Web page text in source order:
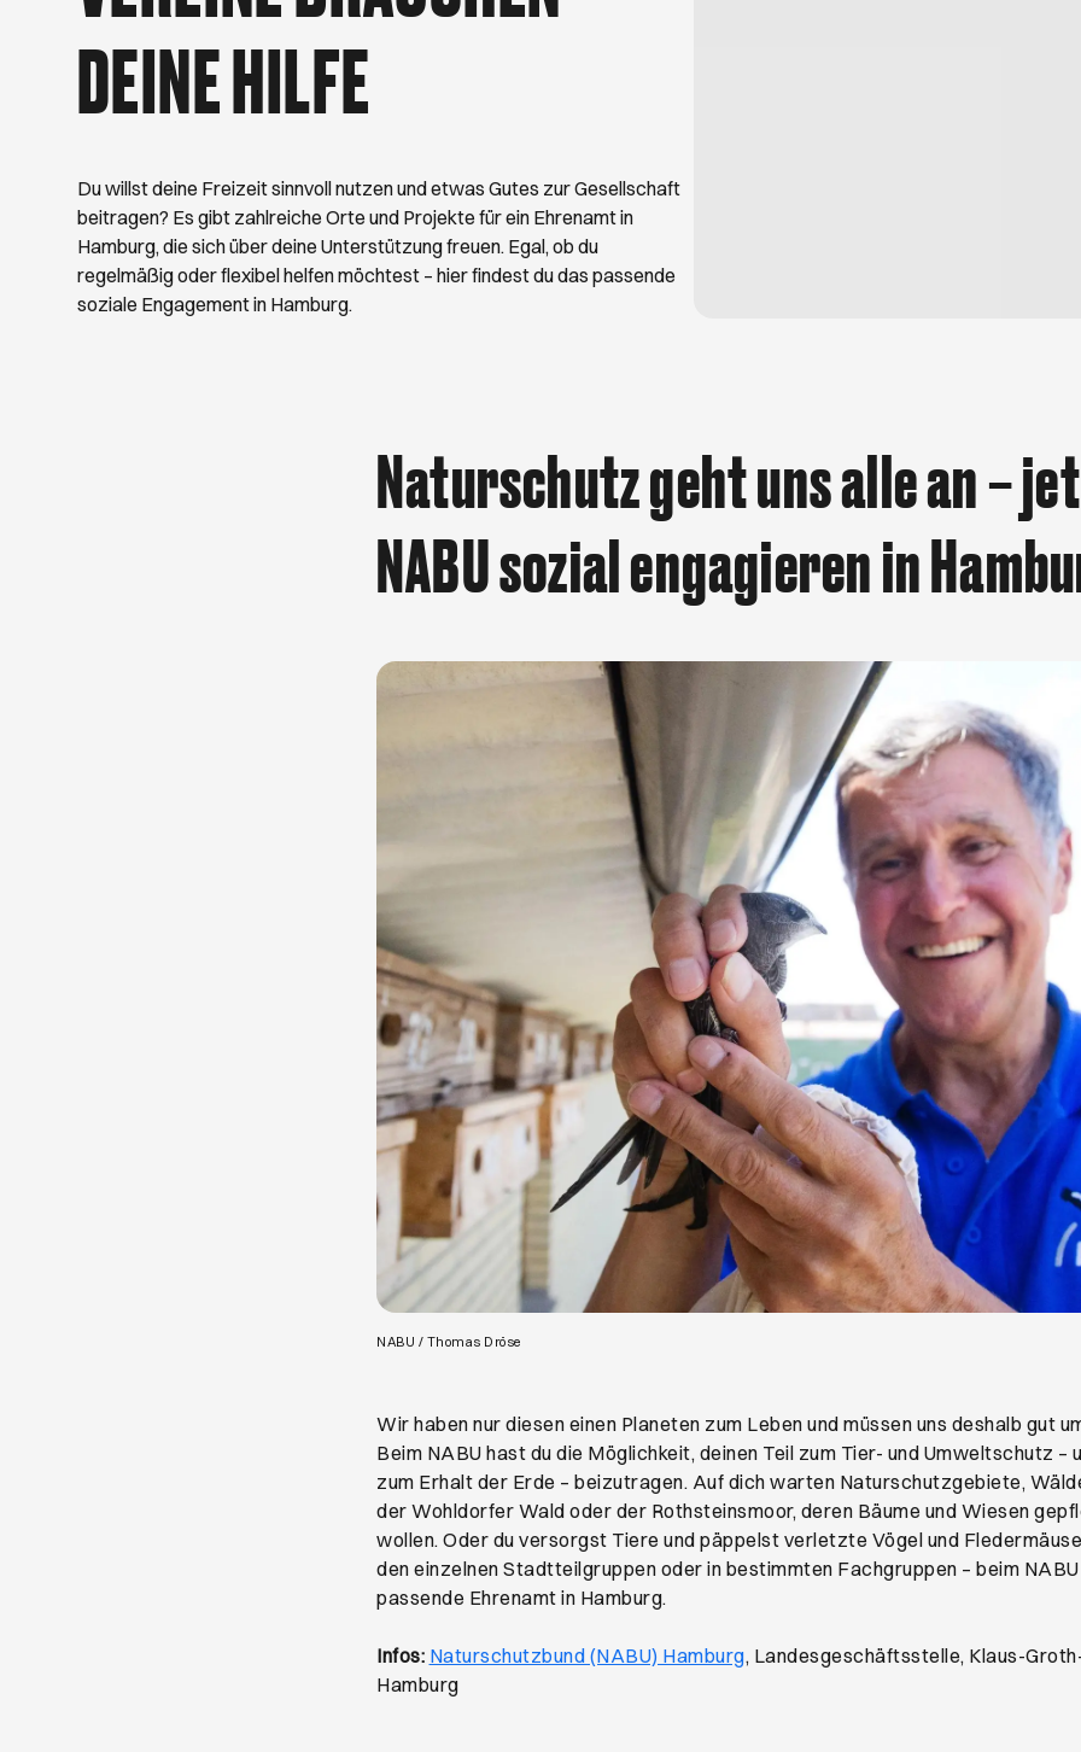
August. Viel Spaß beim Trödeln!
DEINE HILFE
Du willst deine Freizeit sinnvoll nutzen und etwas Gutes zur Gesellschaft
beitragen? Es gibt zahlreiche Orte und Projekte für ein Ehrenamt in
Hamburg, die sich über deine Unterstützung freuen. Egal, ob du
regelmäßig oder flexibel helfen möchtest – hier findest du das passende
soziale Engagement in Hamburg.
Naturschutz geht uns alle an –
NABU sozial engagieren in
NABU / Thomas Dröse
Wir haben nur diesen einen Planeten zum Leben und müssen uns deshalb gut
Beim NABU hast du die Möglichkeit, deinen Teil zum Tier- und Umweltschutz –
zum Erhalt der Erde – beizutragen. Auf dich warten Naturschutzgebiete,
der Wohldorfer Wald oder der Rothsteinsmoor, deren Bäume und Wiesen
wollen. Oder du versorgst Tiere und päppelst verletzte Vögel und
den einzelnen Stadtteilgruppen oder in bestimmten Fachgruppen – beim
passende Ehrenamt in Hamburg.
Infos: Naturschutzbund (NABU) HamburgÖffnet ein neues Browser-Tab
, Landesgeschäftsstelle, Klaus-
Hamburg